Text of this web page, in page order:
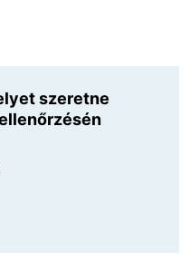
szeretne